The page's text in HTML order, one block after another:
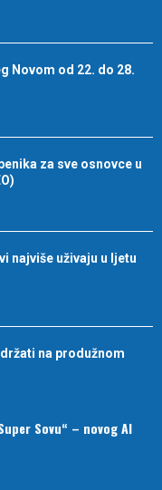
Novom od 22. do 28.
za sve osnovce u
najviše uživaju u ljetu
na produžnom
Sovu“ – novog AI